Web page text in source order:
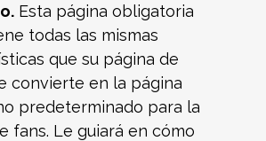
Esta página obligatoria
todas las mismas
que su página de
convierte en la página
predeterminado para la
fans. Le guiará en cómo